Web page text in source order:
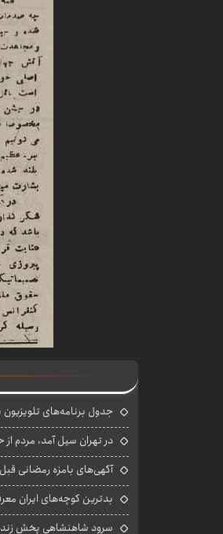
جدول برنامه‌های تلویزیون برای
در تهران سیل آمد، مردم
آگهی‌های بامزه رمضانی
بدترین کوچه‌های ایران
سرود شاهنشاهی پخش زنده